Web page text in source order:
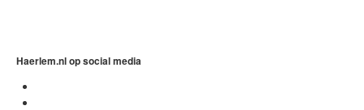
Haerlem.nl op social media